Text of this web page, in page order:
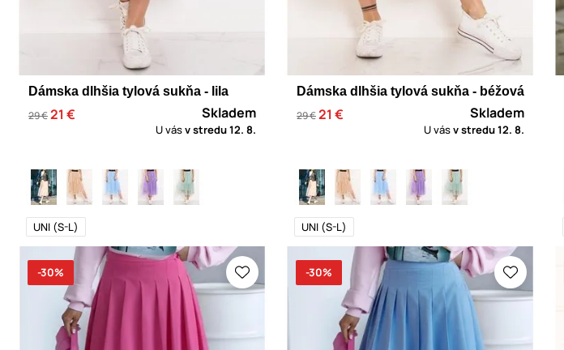
Dámska dlhšia tylová sukňa - lila
29 €21 € Skladem
U vásv stredu12. 8.
UNI (S-L)
Dámska dlhšia tylová sukňa - béžová
29 €21 € Skladem
U vásv stredu12. 8.
UNI (S-L)
-30% -30%